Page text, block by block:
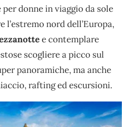
donne in viaggio da sole
l’estremo nord dell’Europa,
e contemplare
scogliere a picco sul
panoramiche, ma anche
rafting ed escursioni.